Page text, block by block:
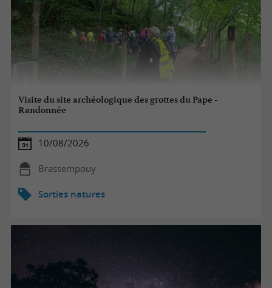
Visite du site archéologique des grottes du Pape -
Randonnée
10/08/2026
Brassempouy
Sorties natures